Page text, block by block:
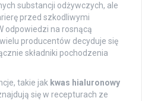
substancji odżywczych, ale
przed szkodliwymi
odpowiedzi na rosnącą
producentów decyduje się
składniki pochodzenia
takie jak kwas hialuronowy
się w recepturach ze